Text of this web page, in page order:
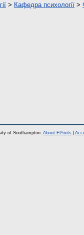
> Кафедра психології >
of Southampton. About EPrints